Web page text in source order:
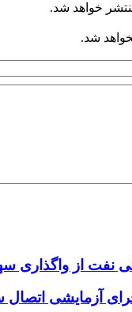
خواهد شد.
شد.
آزمایشی اتصال